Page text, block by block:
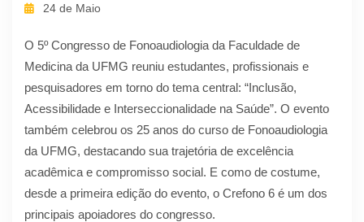
24 de Maio
O 5º Congresso de Fonoaudiologia da Faculdade de
Medicina da UFMG reuniu estudantes, profissionais e
pesquisadores em torno do tema central: “Inclusão,
Acessibilidade e Interseccionalidade na Saúde”. O evento
também celebrou os 25 anos do curso de Fonoaudiologia
da UFMG, destacando sua trajetória de excelência
acadêmica e compromisso social. E como de costume,
desde a primeira edição do evento, o Crefono 6 é um dos
principais apoiadores do congresso.